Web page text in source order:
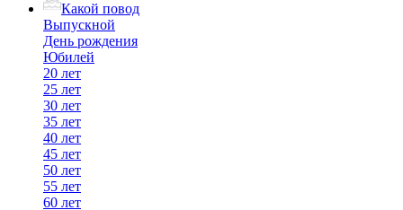
Какой повод
Выпускной
День рождения
Юбилей
20 лет
25 лет
30 лет
35 лет
40 лет
45 лет
50 лет
55 лет
60 лет